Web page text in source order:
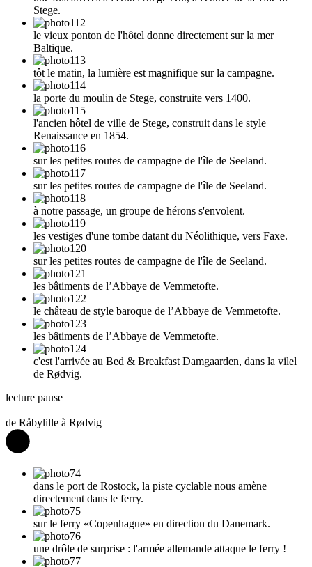
Stege.
le vieux ponton de l'hôtel donne directement sur la mer
Baltique.
tôt le matin, la lumière est magnifique sur la campagne.
la porte du moulin de Stege, construite vers 1400.
l'ancien hôtel de ville de Stege, construit dans le style
Renaissance en 1854.
sur les petites routes de campagne de l'île de Seeland.
sur les petites routes de campagne de l'île de Seeland.
à notre passage, un groupe de hérons s'envolent.
les vestiges d'une tombe datant du Néolithique, vers Faxe.
sur les petites routes de campagne de l'île de Seeland.
les bâtiments de l’Abbaye de Vemmetofte.
le château de style baroque de l’Abbaye de Vemmetofte.
les bâtiments de l’Abbaye de Vemmetofte.
c'est l'arrivée au Bed & Breakfast Damgaarden, dans la vilel
de Rødvig.
lecture pause
de Råbylille à Rødvig
dans le port de Rostock, la piste cyclable nous amène
directement dans le ferry.
sur le ferry «Copenhague» en direction du Danemark.
une drôle de surprise : l'armée allemande attaque le ferry !